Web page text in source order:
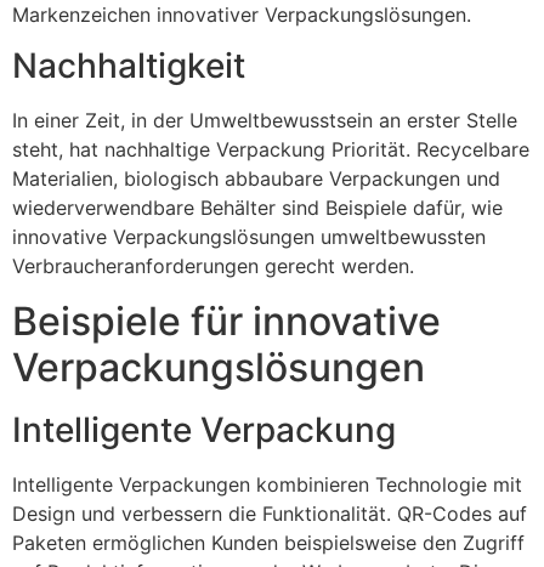
Markenzeichen innovativer Verpackungslösungen.
Nachhaltigkeit
In einer Zeit, in der Umweltbewusstsein an erster Stelle
steht, hat nachhaltige Verpackung Priorität. Recycelbare
Materialien, biologisch abbaubare Verpackungen und
wiederverwendbare Behälter sind Beispiele dafür, wie
innovative Verpackungslösungen umweltbewussten
Verbraucheranforderungen gerecht werden.
Beispiele für innovative
Verpackungslösungen
Intelligente Verpackung
Intelligente Verpackungen kombinieren Technologie mit
Design und verbessern die Funktionalität. QR-Codes auf
Paketen ermöglichen Kunden beispielsweise den Zugriff